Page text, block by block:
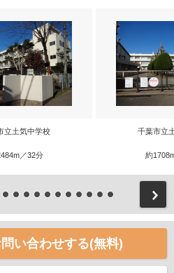
立土気中学校
／32分
千葉市立
約
い合わせする(無料)